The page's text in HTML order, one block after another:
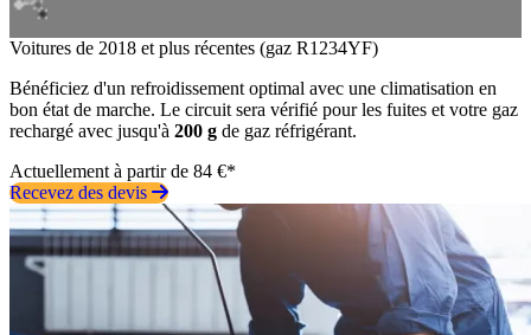
Voitures de 2018 et plus récentes (gaz R1234YF)
Bénéficiez d'un refroidissement optimal avec une climatisation en
bon état de marche. Le circuit sera vérifié pour les fuites et votre gaz
rechargé avec jusqu'à 200 g de gaz réfrigérant.
Actuellement à partir de 84 €*
Recevez des devis